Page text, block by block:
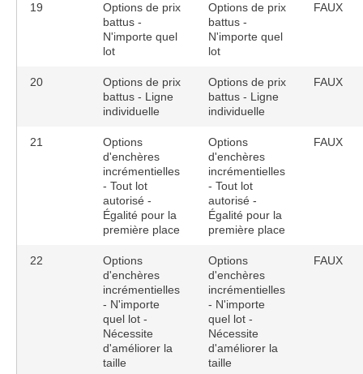
19
Options de prix
battus -
N'importe quel
lot
Options de prix
battus -
N'importe quel
lot
FAUX
20
Options de prix
battus - Ligne
individuelle
Options de prix
battus - Ligne
individuelle
FAUX
21
Options
d'enchères
incrémentielles
- Tout lot
autorisé -
Égalité pour la
première place
Options
d'enchères
incrémentielles
- Tout lot
autorisé -
Égalité pour la
première place
FAUX
22
Options
d'enchères
incrémentielles
- N'importe
quel lot -
Nécessite
d'améliorer la
taille
Options
d'enchères
incrémentielles
- N'importe
quel lot -
Nécessite
d'améliorer la
taille
FAUX